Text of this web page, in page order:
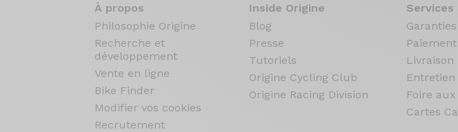
À propos
Philosophie Origine
Recherche et
développement
Vente en ligne
Bike Finder
Modifier vos cookies
Recrutement
Inside Origine
Blog
Presse
Tutoriels
Origine Cycling Club
Origine Racing Division
Services
Garanties
Paiement
Livraison
Entretien
Foire
Cartes